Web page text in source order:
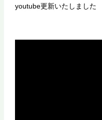
youtube更新いたしました